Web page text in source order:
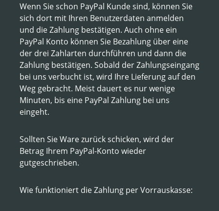
Wenn Sie schon PayPal Kunde sind, können Sie
sich dort mit Ihren Benutzerdaten anmelden
und die Zahlung bestätigen. Auch ohne ein
PayPal Konto können Sie Bezahlung über eine
der drei Zahlarten durchführen und dann die
Zahlung bestätigen. Sobald der Zahlungseingang
bei uns verbucht ist, wird Ihre Lieferung auf den
Weg gebracht. Meist dauert es nur wenige
Minuten, bis eine PayPal Zahlung bei uns
eingeht.
Sollten Sie Ware zurück schicken, wird der
Betrag Ihrem PayPal-Konto wieder
gutgeschrieben.
Wie funktioniert die Zahlung per Vorrauskasse: